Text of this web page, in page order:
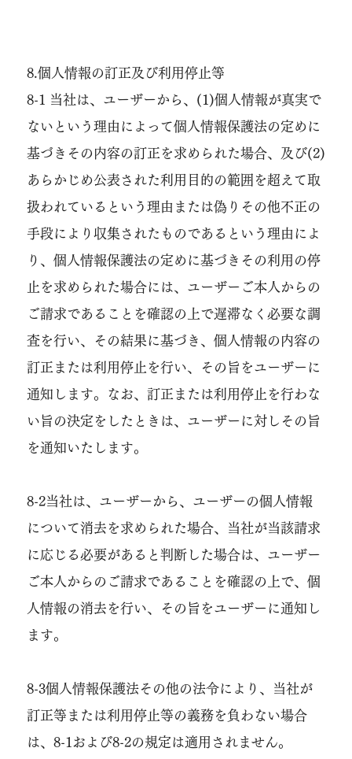
8.個人情報の訂正及び利用停止等
8-1 当社は、ユーザーから、(1)個人情報が真実で
ないという理由によって個人情報保護法の定めに
基づきその内容の訂正を求められた場合、及び(2)
あらかじめ公表された利用目的の範囲を超えて取
扱われているという理由または偽りその他不正の
手段により収集されたものであるという理由によ
り、個人情報保護法の定めに基づきその利用の停
止を求められた場合には、ユーザーご本人からの
ご請求であることを確認の上で遅滞なく必要な調
査を行い、その結果に基づき、個人情報の内容の
訂正または利用停止を行い、その旨をユーザーに
通知します。なお、訂正または利用停止を行わな
い旨の決定をしたときは、ユーザーに対しその旨
を通知いたします。
8-2当社は、ユーザーから、ユーザーの個人情報
について消去を求められた場合、当社が当該請求
に応じる必要があると判断した場合は、ユーザー
ご本人からのご請求であることを確認の上で、個
人情報の消去を行い、その旨をユーザーに通知し
ます。
8-3個人情報保護法その他の法令により、当社が
訂正等または利用停止等の義務を負わない場合
は、8-1および8-2の規定は適用されません。